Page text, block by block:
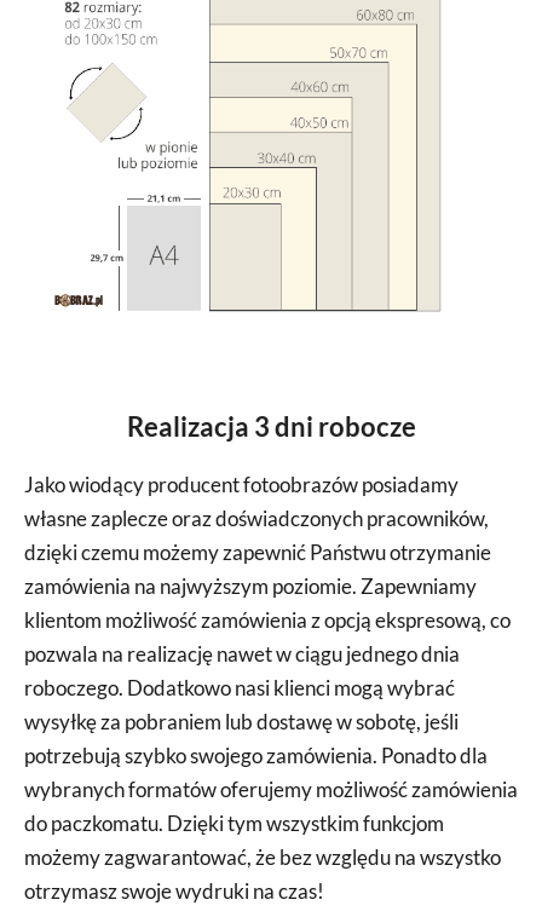
Realizacja 3 dni robocze
Jako wiodący producent fotoobrazów posiadamy
własne zaplecze oraz doświadczonych pracowników,
dzięki czemu możemy zapewnić Państwu otrzymanie
zamówienia na najwyższym poziomie. Zapewniamy
klientom możliwość zamówienia z opcją ekspresową, co
pozwala na realizację nawet w ciągu jednego dnia
roboczego. Dodatkowo nasi klienci mogą wybrać
wysyłkę za pobraniem lub dostawę w sobotę, jeśli
potrzebują szybko swojego zamówienia. Ponadto dla
wybranych formatów oferujemy możliwość zamówienia
do paczkomatu. Dzięki tym wszystkim funkcjom
możemy zagwarantować, że bez względu na wszystko
otrzymasz swoje wydruki na czas!